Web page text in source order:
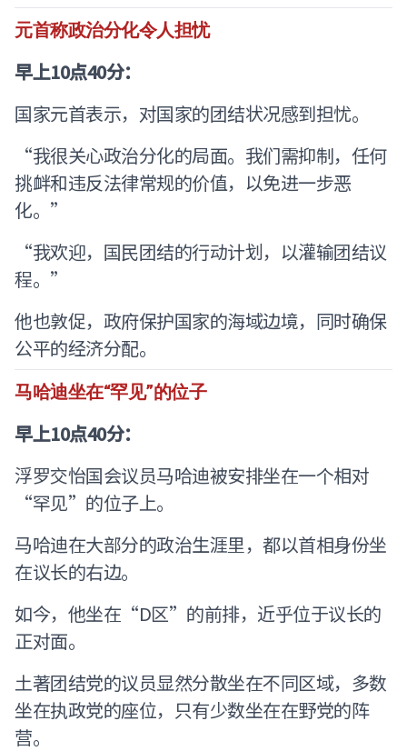
元首称政治分化令人担忧
早上10点40分：
国家元首表示，对国家的团结状况感到担忧。
“我很关心政治分化的局面。我们需抑制，任何
挑衅和违反法律常规的价值，以免进一步恶
化。”
“我欢迎，国民团结的行动计划，以灌输团结议
程。”
他也敦促，政府保护国家的海域边境，同时确保
公平的经济分配。
马哈迪坐在“罕见”的位子
早上10点40分：
浮罗交怡国会议员马哈迪被安排坐在一个相对
“罕见”的位子上。
马哈迪在大部分的政治生涯里，都以首相身份坐
在议长的右边。
如今，他坐在“D区”的前排，近乎位于议长的
正对面。
土著团结党的议员显然分散坐在不同区域，多数
坐在执政党的座位，只有少数坐在在野党的阵
营。